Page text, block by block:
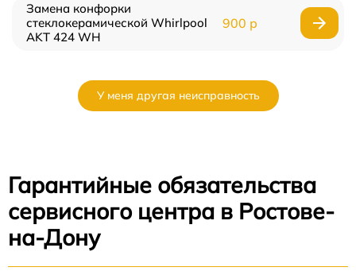
Замена конфорки
стеклокерамической Whirlpool
AKT 424 WH
900 р
У меня другая неисправность
Гарантийные обязательства
сервисного центра в Ростове-
на-Дону